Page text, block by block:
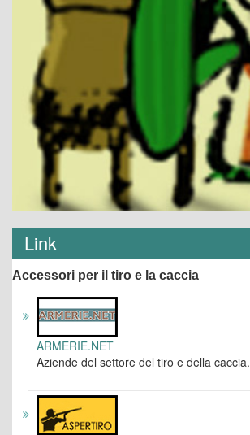
Link
Accessori per il tiro e la caccia
ARMERIE.NET
Aziende del settore del tiro e della caccia.